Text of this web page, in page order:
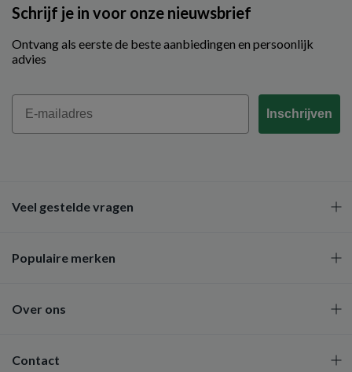
Schrijf je in voor onze nieuwsbrief
Ontvang als eerste de beste aanbiedingen en persoonlijk
advies
Email
Inschrijven
Veel gestelde vragen
Populaire merken
Over ons
Contact